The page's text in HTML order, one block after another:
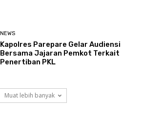
NEWS
Kapolres Parepare Gelar Audiensi
Bersama Jajaran Pemkot Terkait
Penertiban PKL
Muat lebih banyak